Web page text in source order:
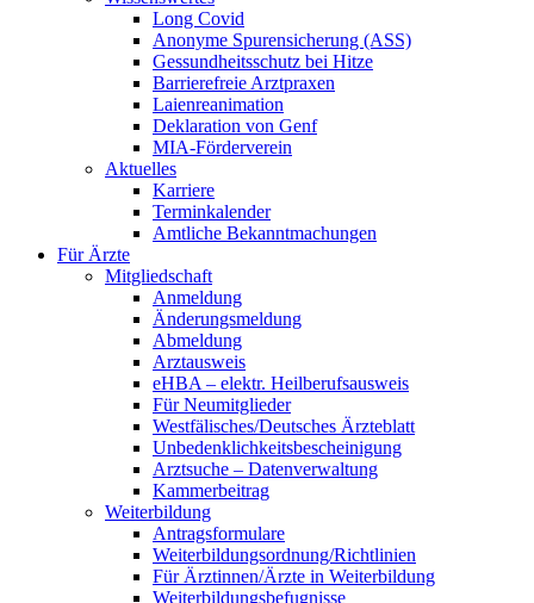
Long Covid
Anonyme Spurensicherung (ASS)
Gessundheitsschutz bei Hitze
Barrierefreie Arztpraxen
Laienreanimation
Deklaration von Genf
MIA-Förderverein
Aktuelles
Karriere
Terminkalender
Amtliche Bekanntmachungen
Für Ärzte
Mitgliedschaft
Anmeldung
Änderungsmeldung
Abmeldung
Arztausweis
eHBA – elektr. Heilberufsausweis
Für Neumitglieder
Westfälisches/Deutsches Ärzteblatt
Unbedenklichkeitsbescheinigung
Arztsuche – Datenverwaltung
Kammerbeitrag
Weiterbildung
Antragsformulare
Weiterbildungsordnung/Richtlinien
Für Ärztinnen/Ärzte in Weiterbildung
Weiterbildungsbefugnisse